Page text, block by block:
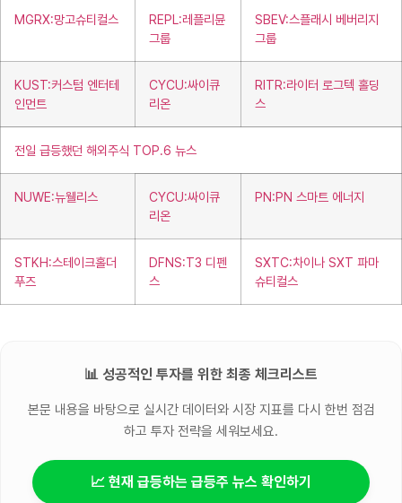
MGRX:망고슈티컬스
REPL:레플리뮨
그룹
SBEV:스플래시 베버리지
그룹
KUST:커스텀 엔터테
인먼트
CYCU:싸이큐
리온
RITR:라이터 로그텍 홀딩
스
전일 급등했던 해외주식 TOP.6 뉴스
NUWE:뉴웰리스
CYCU:싸이큐
리온
PN:PN 스마트 에너지
STKH:스테이크홀더
푸즈
DFNS:T3 디펜
스
SXTC:차이나 SXT 파마
슈티컬스
📊 성공적인 투자를 위한 최종 체크리스트
본문 내용을 바탕으로 실시간 데이터와 시장 지표를 다시 한번 점검
하고 투자 전략을 세워보세요.
📈 현재 급등하는 급등주 뉴스 확인하기